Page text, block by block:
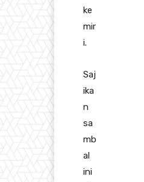
ke
mir
i.
Saj
ika
n
sa
mb
al
ini